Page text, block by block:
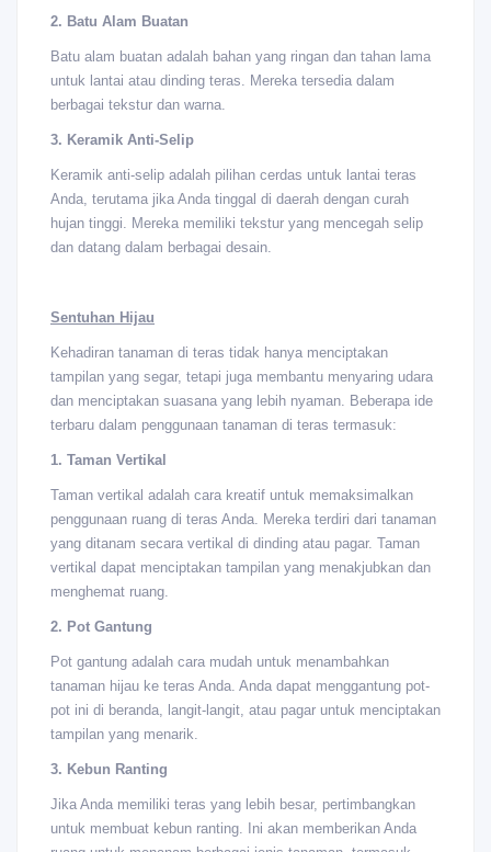
2. Batu Alam Buatan
Batu alam buatan adalah bahan yang ringan dan tahan lama
untuk lantai atau dinding teras. Mereka tersedia dalam
berbagai tekstur dan warna.
3. Keramik Anti-Selip
Keramik anti-selip adalah pilihan cerdas untuk lantai teras
Anda, terutama jika Anda tinggal di daerah dengan curah
hujan tinggi. Mereka memiliki tekstur yang mencegah selip
dan datang dalam berbagai desain.
Sentuhan Hijau
Kehadiran tanaman di teras tidak hanya menciptakan
tampilan yang segar, tetapi juga membantu menyaring udara
dan menciptakan suasana yang lebih nyaman. Beberapa ide
terbaru dalam penggunaan tanaman di teras termasuk:
1. Taman Vertikal
Taman vertikal adalah cara kreatif untuk memaksimalkan
penggunaan ruang di teras Anda. Mereka terdiri dari tanaman
yang ditanam secara vertikal di dinding atau pagar. Taman
vertikal dapat menciptakan tampilan yang menakjubkan dan
menghemat ruang.
2. Pot Gantung
Pot gantung adalah cara mudah untuk menambahkan
tanaman hijau ke teras Anda. Anda dapat menggantung pot-
pot ini di beranda, langit-langit, atau pagar untuk menciptakan
tampilan yang menarik.
3. Kebun Ranting
Jika Anda memiliki teras yang lebih besar, pertimbangkan
untuk membuat kebun ranting. Ini akan memberikan Anda